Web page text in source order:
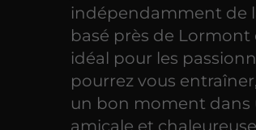
indépendamment de
basé près de
idéal pour les
pourrez vous
un bon moment dans
amicale et